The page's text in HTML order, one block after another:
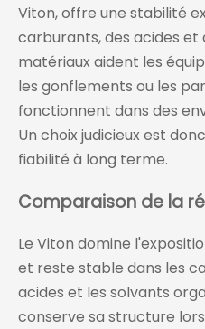
Viton, offre une stabilité
carburants, des acides et
matériaux aident les
les gonflements ou les
fonctionnent dans des
Un choix judicieux est
fiabilité à long terme.
Comparaison de la
Le Viton domine
et reste stable dans les
acides et les solvants
conserve sa structure